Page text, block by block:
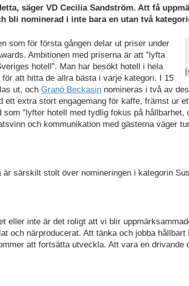
säger VD Cecilia Sandström. Att få
bli nominerad i inte bara en utan två
som för första gången delar ut priser under
Ambitionen med priserna är att ”lyfta
hotell”. Man har besökt hotell i hela
att hitta de allra bästa i varje kategori. I 15
ut, och Granö Beckasin nomineras i två av
ett extra stort engagemang för kaffe, främst ur
som ”lyfter hotell med tydlig fokus på hållbarhet,
och kommunikation med gästerna väger
är särskilt stolt över nomineringen i kategorin
eller inte är det roligt att vi blir
och närproducerat. Att tänka och jobba
att fortsätta utveckla. Att vara en drivande